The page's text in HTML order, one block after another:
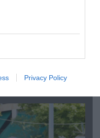
Privacy Policy
του Αρκά για
της